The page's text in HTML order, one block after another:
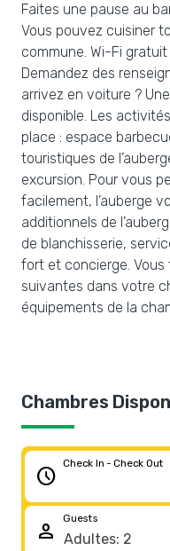
Faites une pause au
Vous pouvez cuisiner
commune. Wi-Fi
Demandez des
arrivez en voiture ?
disponible. Les
place : espace
touristiques de
excursion. Pour vous
facilement, l’auberge
additionnels de
de blanchisserie,
fort et concierge.
suivantes dans votre
équipements de la
Chambres
schedule
Check In - Check Out
person
Guests